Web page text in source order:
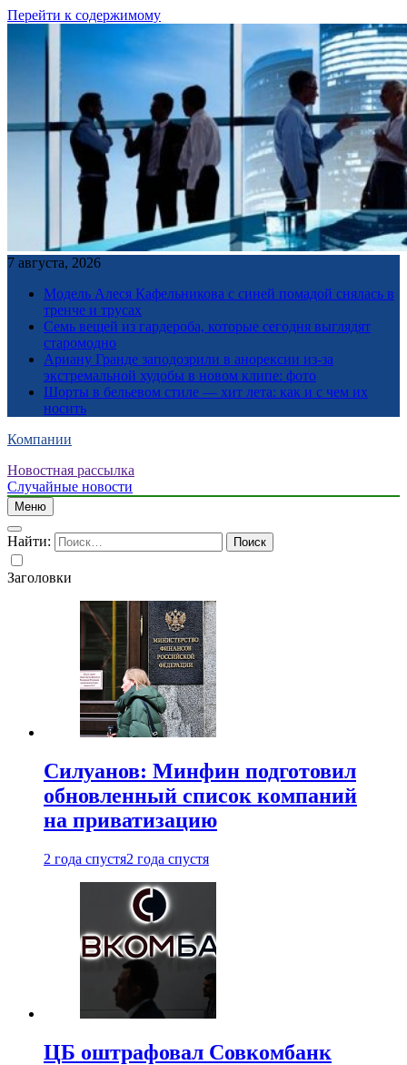
Перейти к содержимому
7 августа, 2026
Модель Алеся Кафельникова с синей помадой снялась в
тренче и трусах
Семь вещей из гардероба, которые сегодня выглядят
старомодно
Ариану Гранде заподозрили в анорексии из-за
экстремальной худобы в новом клипе: фото
Шорты в бельевом стиле — хит лета: как и с чем их
носить
Компании
Новостная рассылка
Случайные новости
Меню
Найти:
Заголовки
Силуанов: Минфин подготовил
обновленный список компаний
на приватизацию
2 года спустя2 года спустя
ЦБ оштрафовал Совкомбанк